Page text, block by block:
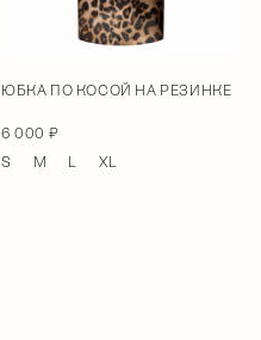
ЮБКА ПО КОСОЙ НА РЕЗИНКЕ
6 000 ₽
S
M L XL